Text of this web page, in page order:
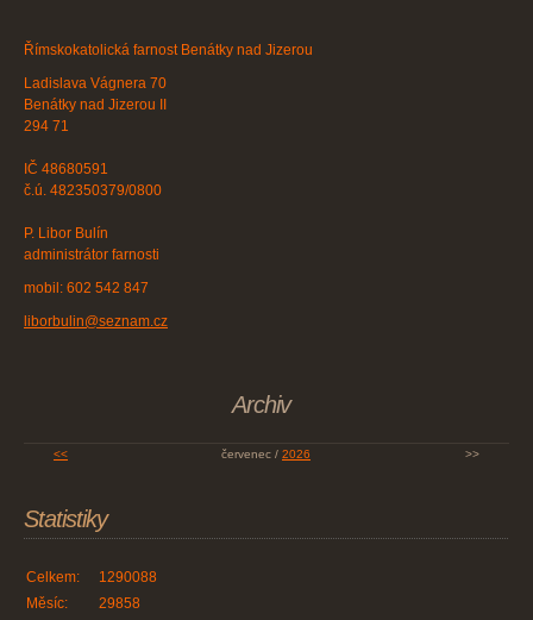
Římskokatolická farnost Benátky nad Jizerou
Ladislava Vágnera 70
Benátky nad Jizerou II
294 71
IČ 48680591
č.ú. 482350379/0800
P. Libor Bulín
administrátor farnosti
mobil: 602 542 847
liborbulin@seznam.cz
Archiv
<< červenec / 2026 >>
Statistiky
Celkem:
1290088
Měsíc:
29858